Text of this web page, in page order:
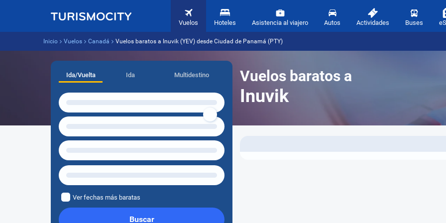
Vuelos Hoteles Asistencia al viajero Autos Actividades Buses
Inicio Vuelos Canadá Vuelos baratos a Inuvik (YEV) desde Ciudad de Panamá (PTY)
Vuelos baratos a
Inuvik
Ida/Vuelta Ida Multidestino
Ver fechas más baratas
Buscar